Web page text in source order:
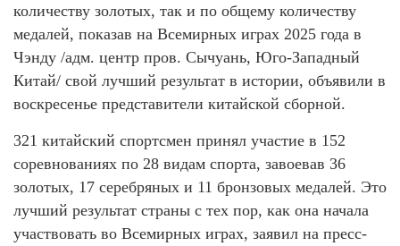
количеству золотых, так и по общему количеству
медалей, показав на Всемирных играх 2025 года в
Чэнду /адм. центр пров. Сычуань, Юго-Западный
Китай/ свой лучший результат в истории, объявили в
воскресенье представители китайской сборной.
321 китайский спортсмен принял участие в 152
соревнованиях по 28 видам спорта, завоевав 36
золотых, 17 серебряных и 11 бронзовых медалей. Это
лучший результат страны с тех пор, как она начала
участвовать во Всемирных играх, заявил на пресс-